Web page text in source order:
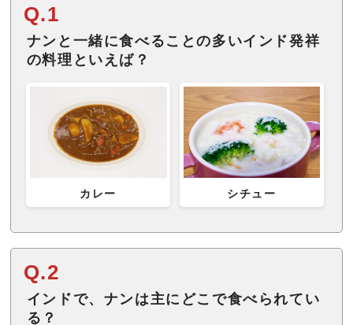
Q.1
ナンと一緒に食べることの多いインド発祥
の料理といえば？
カレー シチュー
Q.2
インドで、ナンは主にどこで食べられてい
る？